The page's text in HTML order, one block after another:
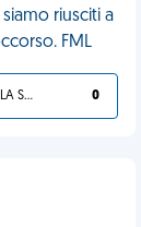
riusciti a
FML
SVEGLIATI, TE LA SEI CERCATA! 0